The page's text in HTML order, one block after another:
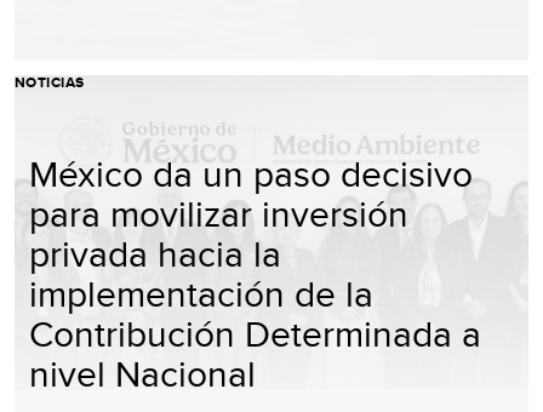
NOTICIAS
México da un paso decisivo
para movilizar inversión
privada hacia la
implementación de la
Contribución Determinada a
nivel Nacional